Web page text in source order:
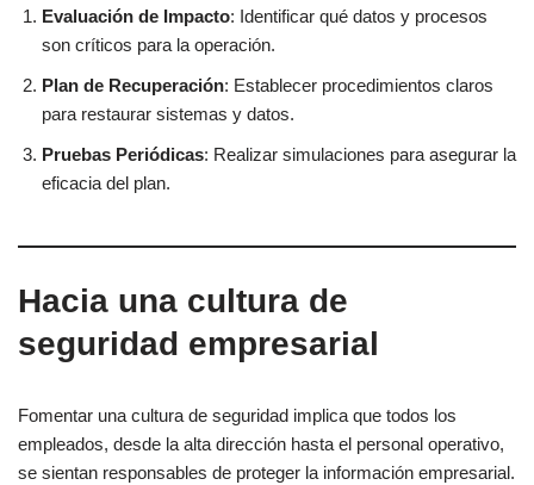
Evaluación de Impacto: Identificar qué datos y procesos
son críticos para la operación.
Plan de Recuperación: Establecer procedimientos claros
para restaurar sistemas y datos.
Pruebas Periódicas: Realizar simulaciones para asegurar la
eficacia del plan.
Hacia una cultura de
seguridad empresarial
Fomentar una cultura de seguridad implica que todos los
empleados, desde la alta dirección hasta el personal operativo,
se sientan responsables de proteger la información empresarial.